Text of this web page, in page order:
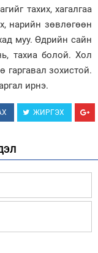
тахих, хагалгаа
нарийн зөвлөгөөн
муу. Өдрийн сайн
тахиа болой. Хол
гаргавал зохистой.
ирнэ.
ЖИРГЭХ